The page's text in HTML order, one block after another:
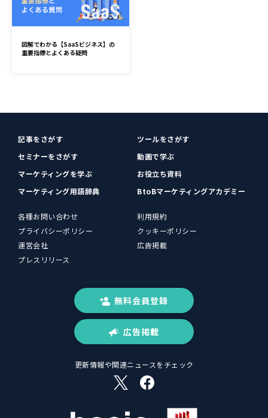
図解でわかる【SaaSビジネス】の
重要指標とよくある疑問
記事をさがす
ツールをさがす
セミナーをさがす
動画で学ぶ
マーケティングを学ぶ
お役立ち資料
マーケティング用語辞典
BtoBマーケティングアカデミー
各種お問い合わせ
利用規約
プライバシーポリシー
クッキーポリシー
運営会社
広告掲載
プレスリリース
無料会員登録
広告掲載
更新情報や関連ニュースをチェック